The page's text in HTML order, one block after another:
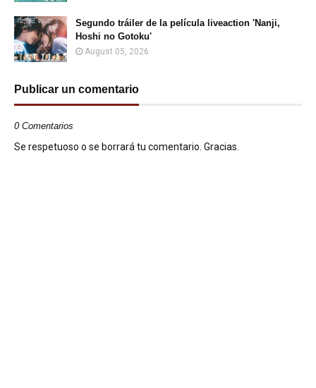
Segundo tráiler de la película liveaction 'Nanji,
Hoshi no Gotoku'
August 05, 2026
Publicar un comentario
0 Comentarios
Se respetuoso o se borrará tu comentario. Gracias.